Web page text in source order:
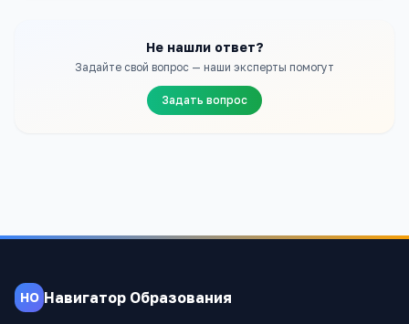
Не нашли ответ?
Задайте свой вопрос — наши эксперты помогут
Задать вопрос
НО Навигатор Образования